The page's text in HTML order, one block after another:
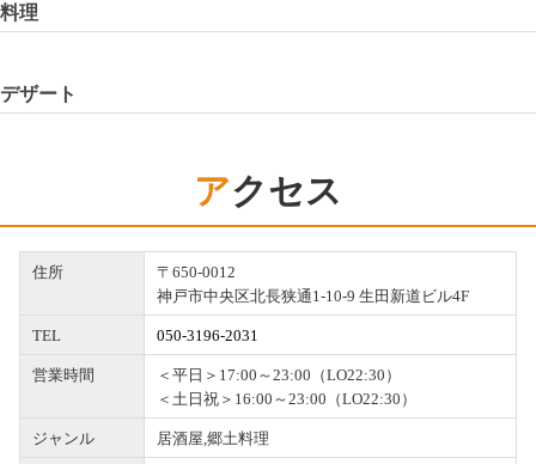
料理
デザート
アクセス
住所
〒650-0012
神戸市中央区北長狭通1-10-9 生田新道ビル4F
TEL 050-3196-2031
営業時間
＜平日＞17:00～23:00（LO22:30）
＜土日祝＞16:00～23:00（LO22:30）
ジャンル 居酒屋,郷土料理